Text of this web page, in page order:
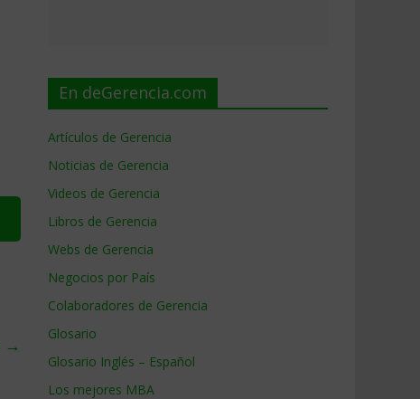
→
En deGerencia.com
Artículos de Gerencia
Noticias de Gerencia
Videos de Gerencia
Libros de Gerencia
Webs de Gerencia
Negocios por País
Colaboradores de Gerencia
Glosario
Glosario Inglés – Español
Los mejores MBA